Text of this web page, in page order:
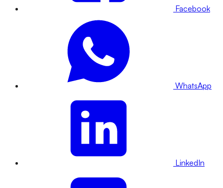
Facebook
WhatsApp
LinkedIn